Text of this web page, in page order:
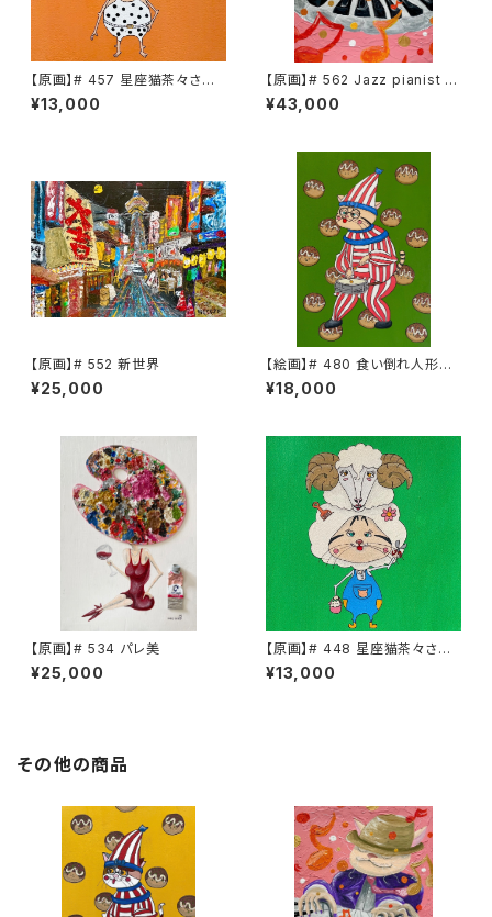
【原画】# 457 星座猫茶々さん
水瓶座
¥13,000
【原画】# 562 Jazz pianist C
HACHA
¥43,000
【原画】# 552 新世界
¥25,000
【絵画】# 480 食い倒れ人形
茶々さん
¥18,000
【原画】# 534 パレ美
¥25,000
【原画】# 448 星座猫茶々さん
牡羊座
¥13,000
その他の商品